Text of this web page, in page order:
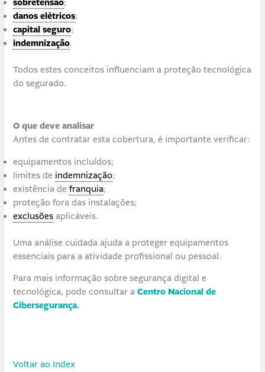
sobretensão;
danos elétricos;
capital seguro;
indemnização.
Todos estes conceitos influenciam a proteção tecnológica
do segurado.
O que deve analisar
Antes de contratar esta cobertura, é importante verificar:
equipamentos incluídos;
limites de indemnização;
existência defranquia;
proteção fora das instalações;
exclusões aplicáveis.
Uma análise cuidada ajuda a proteger equipamentos
essenciais para a atividade profissional ou pessoal.
Para mais informação sobre segurança digital e
tecnológica, pode consultar aCentro Nacional de
Cibersegurança.
Voltar ao Index